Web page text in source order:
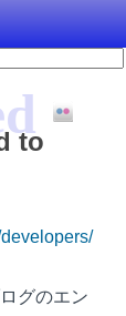
to
グのエン